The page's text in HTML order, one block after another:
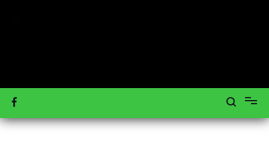
Tagar-News.com
Mengulas Peristiwa Teraktual